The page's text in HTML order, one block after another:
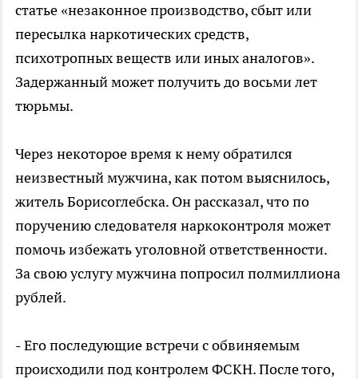
статье «незаконное производство, сбыт или
пересылка наркотических средств,
психотропных веществ или иных аналогов».
Задержанный может получить до восьми лет
тюрьмы.
Через некоторое время к нему обратился
неизвестный мужчина, как потом выяснилось,
житель Борисоглебска. Он рассказал, что по
поручению следователя наркоконтроля может
помочь избежать уголовной ответственности.
За свою услугу мужчина попросил полмиллиона
рублей.
- Его последующие встречи с обвиняемым
происходили под контролем ФСКН. После того,